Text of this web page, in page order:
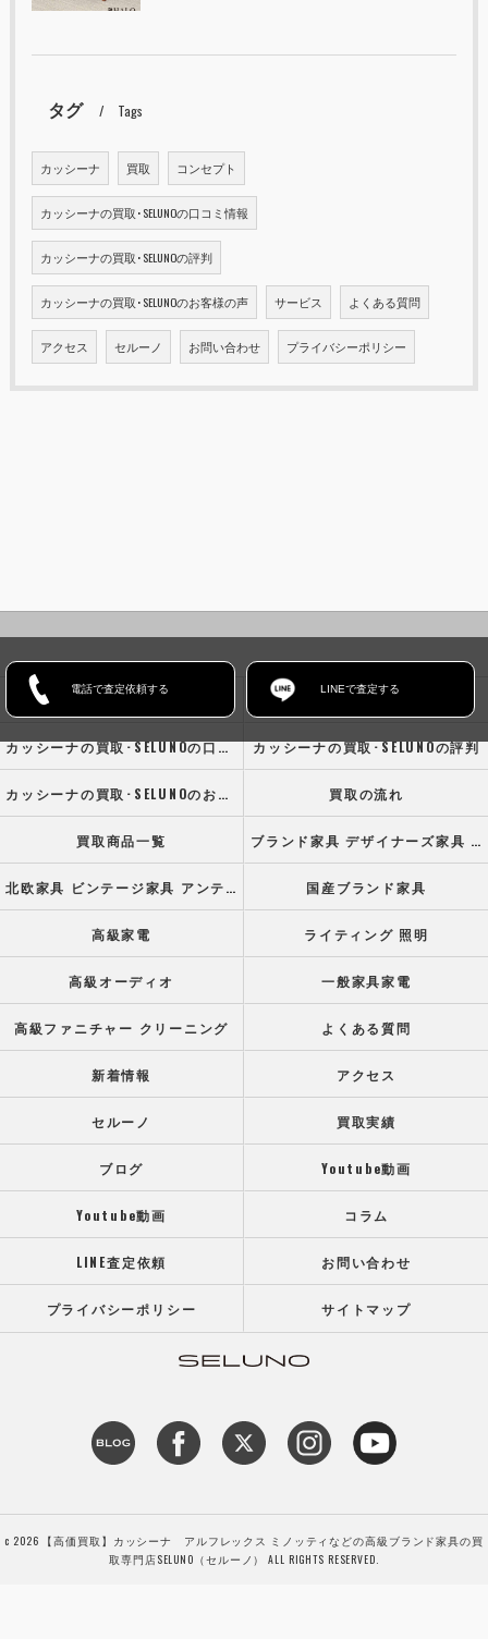
タグ Tags
カッシーナ 買取 コンセプト
カッシーナの買取･SELUNOの口コミ情報
カッシーナの買取･SELUNOの評判
カッシーナの買取･SELUNOのお客様の声 サービス よくある質問
アクセス セルーノ お問い合わせ プライバシーポリシー
電話で査定依頼する LINEで査定する
ホーム コンセプト
カッシーナの買取･SELUNOの口コミ情報 カッシーナの買取･SELUNOの評判
カッシーナの買取･SELUNOのお客様の声 買取の流れ
買取商品一覧 ブランド家具 デザイナーズ家具 高級オフィス家具
北欧家具 ビンテージ家具 アンティーク家具 国産ブランド家具
高級家電 ライティング 照明
高級オーディオ 一般家具家電
高級ファニチャー クリーニング よくある質問
新着情報 アクセス
セルーノ 買取実績
ブログ Youtube動画
Youtube動画 コラム
LINE査定依頼 お問い合わせ
プライバシーポリシー サイトマップ
c 2026 【高価買取】カッシーナ アルフレックス ミノッティなどの高級ブランド家具の買
取専門店SELUNO（セルーノ） ALL RIGHTS RESERVED.